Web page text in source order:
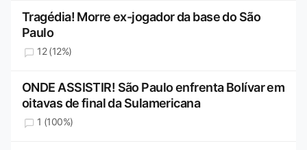
Tragédia! Morre ex-jogador da base do São
Paulo
12 (12%)
ONDE ASSISTIR! São Paulo enfrenta Bolívar em
oitavas de final da Sulamericana
1 (100%)